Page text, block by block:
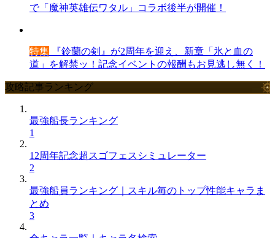
で「魔神英雄伝ワタル」コラボ後半が開催！
特集 『鈴蘭の剣』が2周年を迎え、新章「氷と血の
道」を解禁ッ！記念イベントの報酬もお見逃し無く！
攻略記事ランキング
最強船長ランキング
1
12周年記念超スゴフェスシミュレーター
2
最強船員ランキング｜スキル毎のトップ性能キャラま
とめ
3